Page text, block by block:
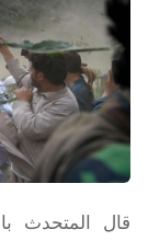
قال المتحدث